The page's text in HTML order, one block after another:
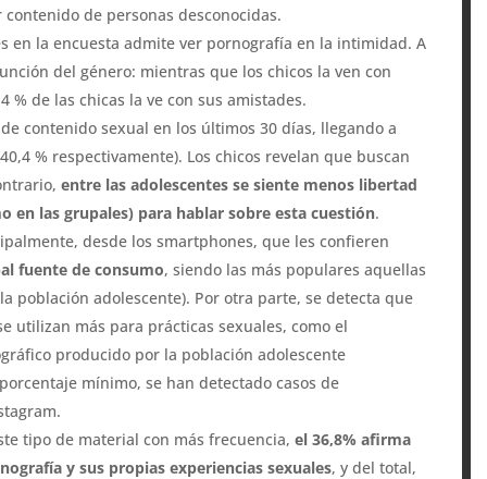
de personas desconocidas.
en la encuesta admite ver pornografía en la intimidad. A
del género: mientras que los chicos la ven con
% de las chicas la ve con sus amistades.
contenido sexual en los últimos 30 días, llegando a
% respectivamente). Los chicos revelan que buscan
entre las adolescentes se siente menos libertad
en las grupales) para hablar sobre esta cuestión.
desde los smartphones, que les confieren
fuente de consumo, siendo las más populares aquellas
población adolescente). Por otra parte, se detecta que
utilizan más para prácticas sexuales, como el
producido por la población adolescente
mínimo, se han detectado casos de
tipo de material con más frecuencia,el 36,8% afirma
y sus propias experiencias sexuales, y del total,